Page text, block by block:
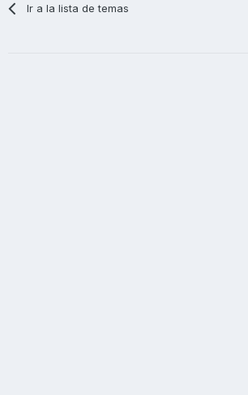
Ir a la lista de temas